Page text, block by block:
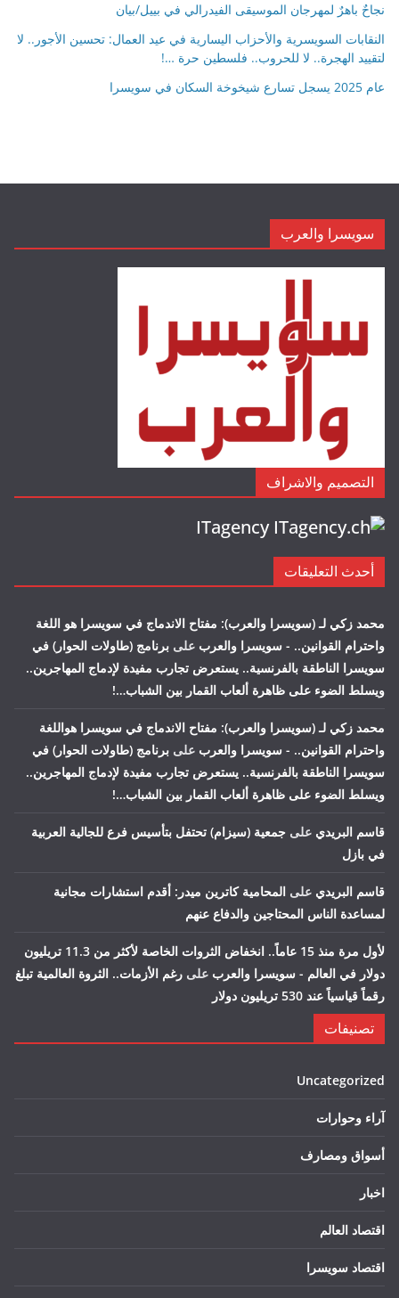
نجاحٌ باهرٌ لمهرجان الموسيقى الفيدرالي في بييل/بيان
النقابات السويسرية والأحزاب اليسارية في عيد العمال: تحسين الأجور.. لا
لتقييد الهجرة.. لا للحروب.. فلسطين حرة …!
عام 2025 يسجل تسارع شيخوخة السكان في سويسرا
سويسرا والعرب
التصميم والاشراف
ITagency
أحدث التعليقات
محمد زكي لـ (سويسرا والعرب): مفتاح الاندماج في سويسرا هو اللغة
واحترام القوانين.. - سويسرا والعرب على برنامج (طاولات الحوار) في
سويسرا الناطقة بالفرنسية.. يستعرض تجارب مفيدة لإدماج المهاجرين..
ويسلط الضوء على ظاهرة ألعاب القمار بين الشباب…!
محمد زكي لـ (سويسرا والعرب): مفتاح الاندماج في سويسرا هواللغة
واحترام القوانين.. - سويسرا والعرب على برنامج (طاولات الحوار) في
سويسرا الناطقة بالفرنسية.. يستعرض تجارب مفيدة لإدماج المهاجرين..
ويسلط الضوء على ظاهرة ألعاب القمار بين الشباب…!
قاسم البريدي على جمعية (سيزام) تحتفل بتأسيس فرع للجالية العربية
في بازل
قاسم البريدي على المحامية كاترين ميدر: أقدم استشارات مجانية
لمساعدة الناس المحتاجين والدفاع عنهم
لأول مرة منذ 15 عاماً.. انخفاض الثروات الخاصة لأكثر من 11.3 تريليون
دولار في العالم - سويسرا والعرب على رغم الأزمات.. الثروة العالمية تبلغ
رقماً قياسياً عند 530 تريليون دولار
تصنيفات
Uncategorized
آراء وحوارات
أسواق ومصارف
اخبار
اقتصاد العالم
اقتصاد سويسرا